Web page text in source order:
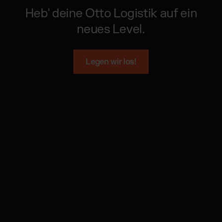
Heb' deine Otto Logistik auf ein
neues Level.
Legen wir los!